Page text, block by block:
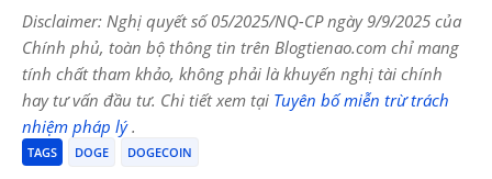
Disclaimer: Nghị quyết số 05/2025/NQ-CP ngày 9/9/2025 của
Chính phủ, toàn bộ thông tin trên Blogtienao.com chỉ mang
tính chất tham khảo, không phải là khuyến nghị tài chính
hay tư vấn đầu tư. Chi tiết xem tại Tuyên bố miễn trừ trách
nhiệm pháp lý.
TAGS DOGE DOGECOIN